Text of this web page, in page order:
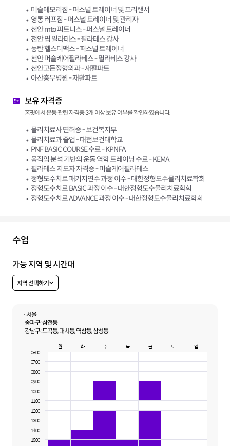
머슬메모리짐 - 퍼스널 트레이너 및 프리랜서
영통 러프짐 - 퍼스널 트레이너 및 관리자
천안 mto 피트니스 - 퍼스널 트레이너
천안 핌 필라테스 - 필라테스 강사
동탄 헬스더맥스 - 퍼스널 트레이너
천안 머슬케어필라테스 - 필라테스 강사
천안고든정형외과 - 재활파트
아산충무병원 - 재활파트
보유 자격증
홈핏에서 운동 관련 자격증 3개 이상 보유 여부를 확인하였습니다.
물리치료사 면허증 - 보건복지부
물리치료과 졸업 - 대전보건대학교
PNF BASIC COURSE 수료 - KPNFA
움직임 분석 기반의 운동 역학 트레이닝 수료 - KEMA
필라테스 지도자 자격증 - 머슬케어필라테스
정형도수치료 패키지연수 과정 이수 - 대한정형도수물리치료학회
정형도수치료 BASIC 과정 이수 - 대한정형도수물리치료학회
정형도수치료 ADVANCE 과정 이수 - 대한정형도수물리치료학회
수업
가능 지역 및 시간대
지역 선택하기
· 서울
송파구 :삼전동
강남구 :도곡동, 대치동, 역삼동, 삼성동
월 화 수 목 금 토
일
06:00
07:00
08:00
09:00
10:00
11:00
12:00
13:00
14:00
15:00